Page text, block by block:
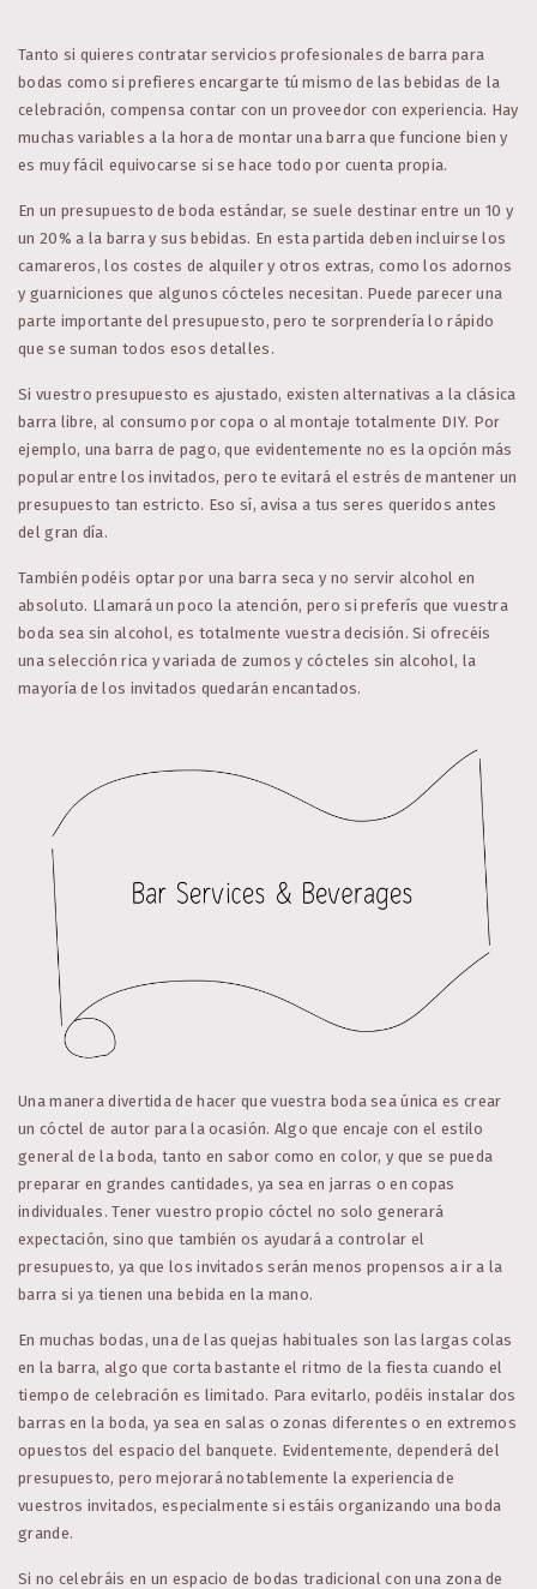
Tanto si quieres contratar servicios profesionales de barra para
bodas como si prefieres encargarte tú mismo de las bebidas de la
celebración, compensa contar con un proveedor con experiencia. Hay
muchas variables a la hora de montar una barra que funcione bien y
es muy fácil equivocarse si se hace todo por cuenta propia.
En un presupuesto de boda estándar, se suele destinar entre un 10 y
un 20% a la barra y sus bebidas. En esta partida deben incluirse los
camareros, los costes de alquiler y otros extras, como los adornos
y guarniciones que algunos cócteles necesitan. Puede parecer una
parte importante del presupuesto, pero te sorprendería lo rápido
que se suman todos esos detalles.
Si vuestro presupuesto es ajustado, existen alternativas a la clásica
barra libre, al consumo por copa o al montaje totalmente DIY. Por
ejemplo, una barra de pago, que evidentemente no es la opción más
popular entre los invitados, pero te evitará el estrés de mantener un
presupuesto tan estricto. Eso sí, avisa a tus seres queridos antes
del gran día.
También podéis optar por una barra seca y no servir alcohol en
absoluto. Llamará un poco la atención, pero si preferís que vuestra
boda sea sin alcohol, es totalmente vuestra decisión. Si ofrecéis
una selección rica y variada de zumos y cócteles sin alcohol, la
mayoría de los invitados quedarán encantados.
Una manera divertida de hacer que vuestra boda sea única es crear
un cóctel de autor para la ocasión. Algo que encaje con el estilo
general de la boda, tanto en sabor como en color, y que se pueda
preparar en grandes cantidades, ya sea en jarras o en copas
individuales. Tener vuestro propio cóctel no solo generará
expectación, sino que también os ayudará a controlar el
presupuesto, ya que los invitados serán menos propensos a ir a la
barra si ya tienen una bebida en la mano.
En muchas bodas, una de las quejas habituales son las largas colas
en la barra, algo que corta bastante el ritmo de la fiesta cuando el
tiempo de celebración es limitado. Para evitarlo, podéis instalar dos
barras en la boda, ya sea en salas o zonas diferentes o en extremos
opuestos del espacio del banquete. Evidentemente, dependerá del
presupuesto, pero mejorará notablemente la experiencia de
vuestros invitados, especialmente si estáis organizando una boda
grande.
Si no celebráis en un espacio de bodas tradicional con una zona de